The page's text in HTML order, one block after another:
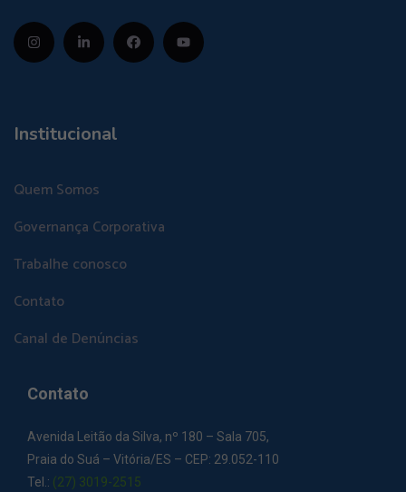
Institucional
Quem Somos
Governança Corporativa
Trabalhe conosco
Contato
Canal de Denúncias
Contato
Avenida Leitão da Silva, nº 180 – Sala 705,
Praia do Suá – Vitória/ES – CEP: 29.052-110
Tel.: (27) 3019-2515